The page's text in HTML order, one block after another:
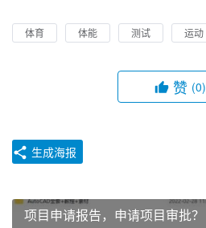
体育 体能 测试 运动
赞 (0)
生成海报
项目申请报告，申请项目审批？